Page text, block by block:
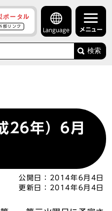
ポータル
部リンク
Language メニュー
検索
26年）6月
公開日：
2014年6月4日
更新日：
2014年6月4日